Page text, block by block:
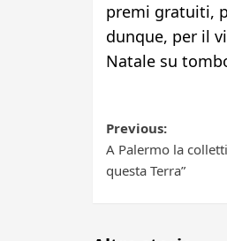
premi gratuiti,
dunque, per il
Natale su
Post
Previous:
A Palermo la
questa Terra”